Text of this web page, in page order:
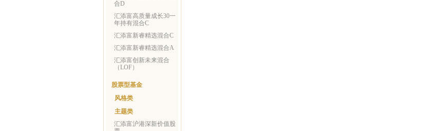
合D
汇添富高质量成长30一
年持有混合C
汇添富新睿精选混合C
汇添富新睿精选混合A
汇添富创新未来混合
（LOF）
股票型基金
风格类
主题类
汇添富沪港深新价值股